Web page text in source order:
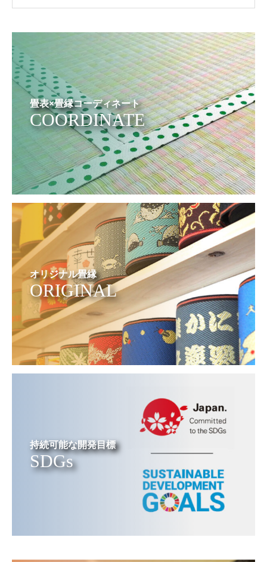
畳表×畳縁コーディネート
COORDINATE
オリジナル畳縁
ORIGINAL
持続可能な開発目標
SDGs